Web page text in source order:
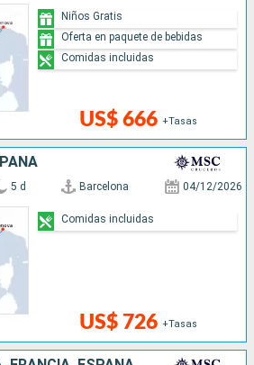
US$ 666 +Tasas
Niños Gratis
Oferta en paquete de bebidas
Comidas incluidas
5 d Barcelona 04/12/2026
US$ 726 +Tasas
Comidas incluidas